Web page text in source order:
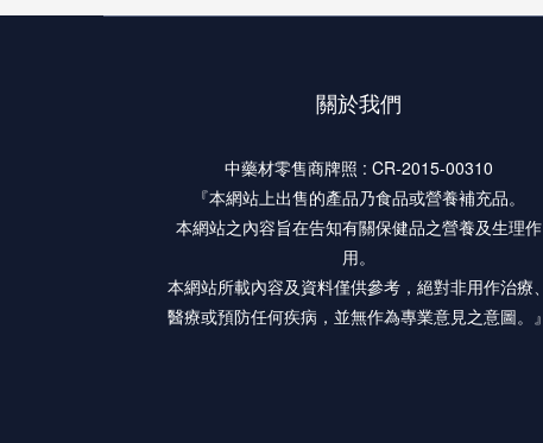
關於我們
中藥材零售商牌照 : CR-2015-00310
『本網站上出售的產品乃食品或營養補充品。
本網站之內容旨在告知有關保健品之營養及生理作
用。
本網站所載內容及資料僅供參考，絕對非用作治療、
醫療或預防任何疾病，並無作為專業意見之意圖。』